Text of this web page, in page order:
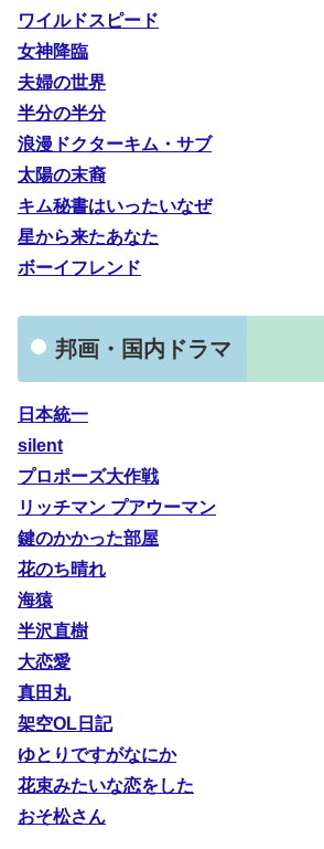
ワイルドスピード
女神降臨
夫婦の世界
半分の半分
浪漫ドクターキム・サブ
太陽の末裔
キム秘書はいったいなぜ
星から来たあなた
ボーイフレンド
邦画・国内ドラマ
日本統一
silent
プロポーズ大作戦
リッチマン プアウーマン
鍵のかかった部屋
花のち晴れ
海猿
半沢直樹
大恋愛
真田丸
架空OL日記
ゆとりですがなにか
花束みたいな恋をした
おそ松さん